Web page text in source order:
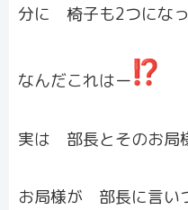
分に 椅子も2つにな
なんだこれはー
実は 部長とそのお局
お局様が 部長に言い